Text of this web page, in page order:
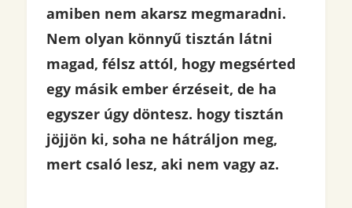
amiben nem akarsz megmaradni.
Nem olyan könnyű tisztán látni
magad, félsz attól, hogy megsérted
egy másik ember érzéseit, de ha
egyszer úgy döntesz. hogy tisztán
jöjjön ki, soha ne hátráljon meg,
mert csaló lesz, aki nem vagy az.